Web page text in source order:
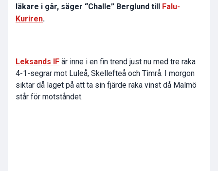
läkare i går, säger “Challe” Berglund till
Falu-
Kuriren.
Leksands IF är inne i en fin trend just nu med tre raka
4-1-segrar mot Luleå, Skellefteå och Timrå. I morgon
siktar då laget på att ta sin fjärde raka vinst då Malmö
står för motståndet.